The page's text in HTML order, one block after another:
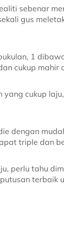
sebenar
gus
1
cukup
cukup
dengan
triple dan
perlu tahu
terbaik